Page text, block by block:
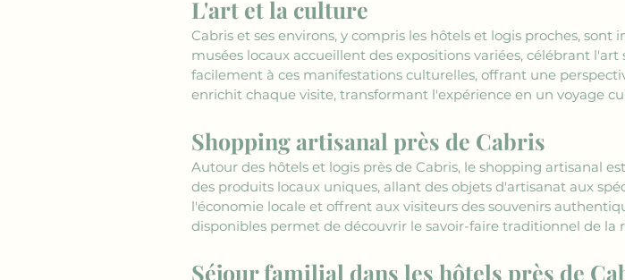
L'art et la culture
Cabris et ses environs, y compris les hôtels et logis proches,
musées locaux accueillent des expositions variées, célébrant
facilement à ces manifestations culturelles, offrant une
enrichit chaque visite, transformant l'expérience en un voyage
Shopping artisanal près de Cabris
Autour des hôtels et logis près de Cabris, le shopping artisanal
des produits locaux uniques, allant des objets d'artisanat aux
l'économie locale et offrent aux visiteurs des souvenirs
disponibles permet de découvrir le savoir-faire traditionnel de la
Séjour familial dans les hôtels près de